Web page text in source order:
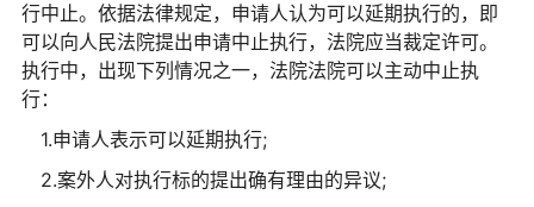
行中止。依据法律规定，申请人认为可以延期执行的，即
可以向人民法院提出申请中止执行，法院应当裁定许可。
执行中，出现下列情况之一，法院法院可以主动中止执
行：
1.申请人表示可以延期执行;
2.案外人对执行标的提出确有理由的异议;